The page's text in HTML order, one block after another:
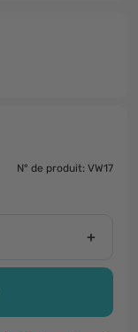
N° de produit: VW17
+